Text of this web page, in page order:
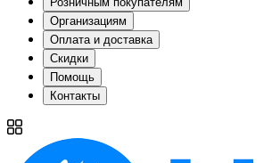
Организациям
Оплата и доставка
Скидки
Помощь
Контакты